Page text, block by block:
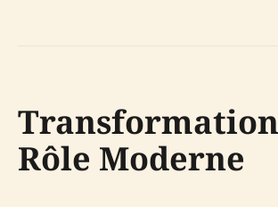
Rôle Moderne